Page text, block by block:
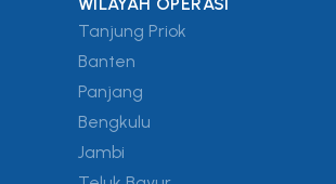
Tanjung Priok
Banten
Panjang
Bengkulu
Jambi